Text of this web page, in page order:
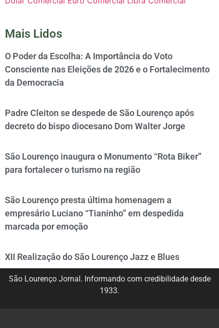
Mais Lidos
O Poder da Escolha: A Importância do Voto
Consciente nas Eleições de 2026 e o Fortalecimento
da Democracia
Padre Cleiton se despede de São Lourenço após
decreto do bispo diocesano Dom Walter Jorge
São Lourenço inaugura o Monumento “Rota Biker”
para fortalecer o turismo na região
São Lourenço presta última homenagem a
empresário Luciano “Tianinho” em despedida
marcada por emoção
XII Realização do São Lourenço Jazz e Blues
São Lourenço Jornal. Informando com credibilidade desde
1933.